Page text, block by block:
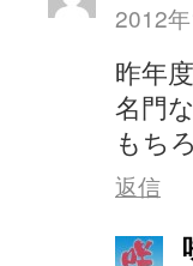
2012
昨年
名門
もち
返信